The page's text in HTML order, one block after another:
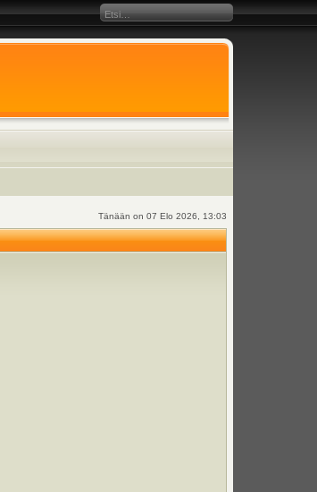
Tänään on 07 Elo 2026, 13:03